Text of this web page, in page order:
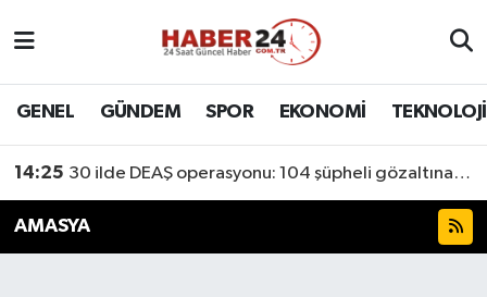
GENEL GÜNDEM SPOR EKONOMİ TEKNOLOJİ
14:25 30 ilde DEAŞ operasyonu: 104 şüpheli gözaltına alındı
AMASYA
Nöbetçi Eczaneler